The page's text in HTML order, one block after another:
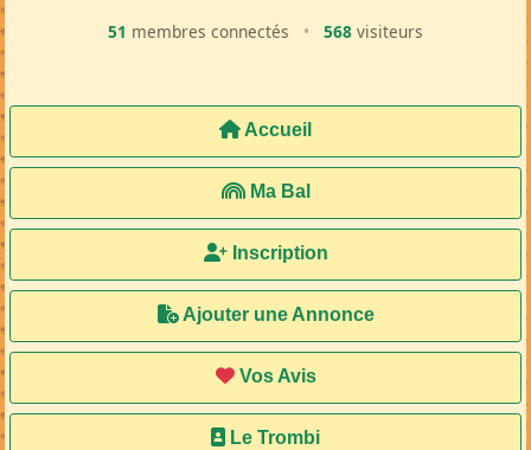
51 membres connectés • 568 visiteurs
Accueil
Ma Bal
Inscription
Ajouter une Annonce
Vos Avis
Le Trombi